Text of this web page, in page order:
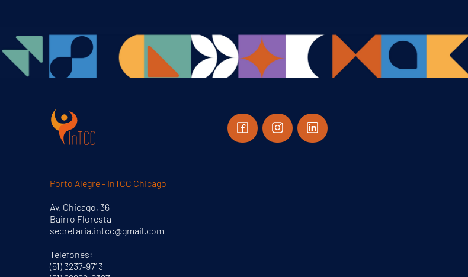
Porto Alegre - InTCC Chicago
Av. Chicago, 36
Bairro Floresta
secretaria.intcc@gmail.com
Telefones:
(51) 3237-9713